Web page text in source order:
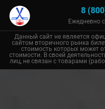
8
Ежедневно
Данный сайт не является
сайтом вторичного рынка
стоимость которых может
стоимости. В своей
лиц, не связан с товарами